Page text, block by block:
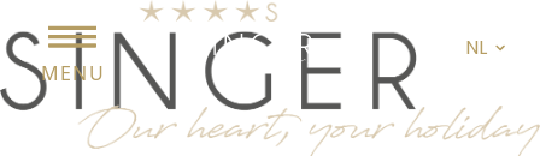
MENU
NL